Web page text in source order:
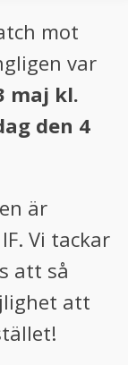
mot
var
maj kl.
den 4
är
Vi tackar
att så
att